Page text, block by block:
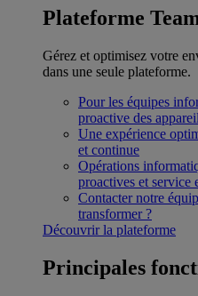
Plateforme
Gérez et optimisez votre
dans une seule plateforme.
Pour les équipes
proactive des
Une expérience
et continue
Opérations
proactives et service
Contacter notre
transformer ?
Découvrir la plateforme
Principales